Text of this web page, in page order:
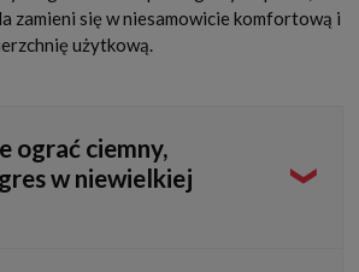
zamieni się w niesamowicie komfortową i
użytkową.
ograć ciemny,
w niewielkiej